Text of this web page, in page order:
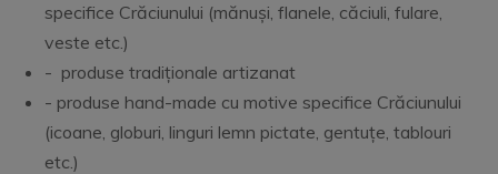
specifice Crăciunului (mănuși, flanele, căciuli, fulare,
veste etc.)
- produse tradiționale artizanat
- produse hand-made cu motive specifice Crăciunului
(icoane, globuri, linguri lemn pictate, gentuțe, tablouri
etc.)